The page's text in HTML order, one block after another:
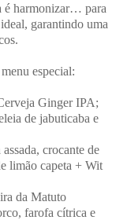
é harmonizar… para
garantindo uma
especial:
Ginger IPA;
de jabuticaba e
crocante de
limão capeta + Wit
da Matuto
farofa cítrica e